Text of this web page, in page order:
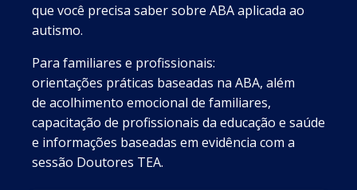
que você precisa saber sobre ABA aplicada ao
autismo.
Para familiares e profissionais:
orientações práticas baseadas na ABA, além
de acolhimento emocional de familiares,
capacitação de profissionais da educação e saúde
e informações baseadas em evidência com a
sessão Doutores TEA.